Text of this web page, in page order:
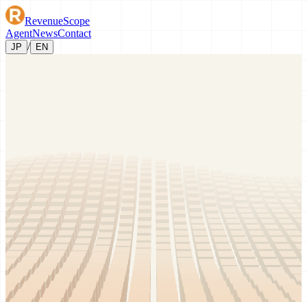
RevenueScope
AgentNewsContact
JP / EN